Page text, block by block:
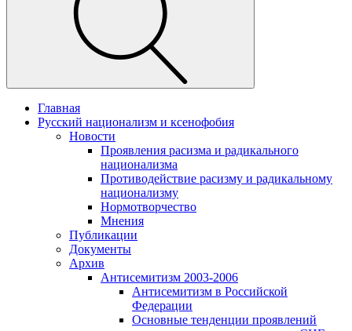
Главная
Русский национализм и ксенофобия
Новости
Проявления расизма и радикального
национализма
Противодействие расизму и радикальному
национализму
Нормотворчество
Мнения
Публикации
Документы
Архив
Антисемитизм 2003-2006
Антисемитизм в Российской
Федерации
Основные тенденции проявлений